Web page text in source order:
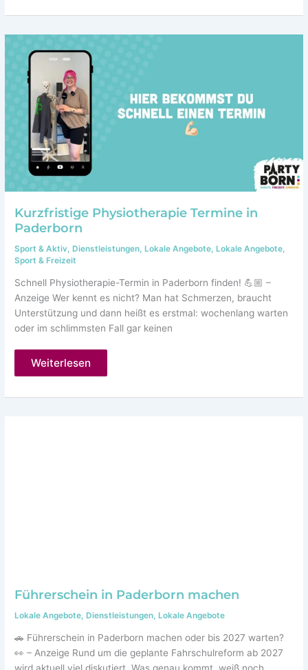
Kurzfristige Physiotherapie Termine in
Paderborn
Sport & Aktiv, Dienstleistungen, Lokale Angebote, Lokale Angebote,
Sport & Freizeit
Schnell Physiotherapie-Termin in Paderborn finden! 💪🏼 –
Anzeige Wer kennt es nicht? Man hat Schmerzen, braucht
Unterstützung und dann heißt es erstmal: wochenlang warten
oder im schlimmsten Fall gar keinen
Kurzfristige
Physiotherapie
Weiterlesen
Führerschein in Paderborn machen
Lokale Angebote,Dienstleistungen,Lokale Angebote
🚗 Führerschein in Paderborn machen oder bis 2027 warten?
👀 – Anzeige Rund um die geplante Fahrschulreform ab 2027
wird aktuell viel diskutiert. Was genau kommt, weiß noch